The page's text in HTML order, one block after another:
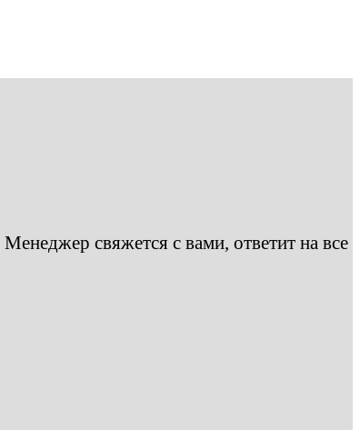
Менеджер свяжется с вами, ответит на все